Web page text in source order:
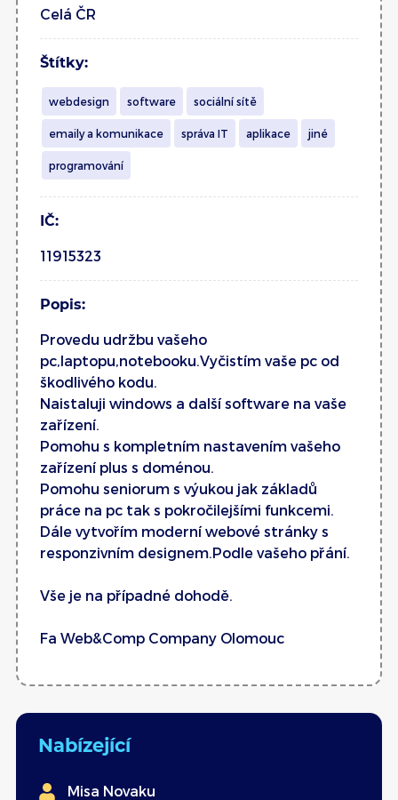
Celá ČR
Štítky:
webdesign software sociální sítě
emaily a komunikace správa IT aplikace jiné
programování
IČ:
11915323
Popis:
Provedu udržbu vašeho
pc,laptopu,notebooku.Vyčistím vaše pc od
škodlivého kodu.
Naistaluji windows a další software na vaše
zařízení.
Pomohu s kompletním nastavením vašeho
zařízení plus s doménou.
Pomohu seniorum s výukou jak základů
práce na pc tak s pokročilejšími funkcemi.
Dále vytvořím moderní webové stránky s
responzivním designem.Podle vašeho přání.
Vše je na případné dohodě.
Fa Web&Comp Company Olomouc
Nabízející
Misa Novaku